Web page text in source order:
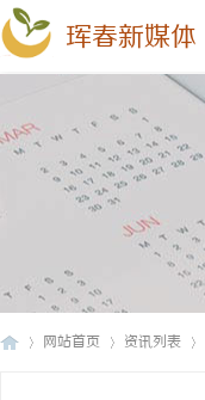
珲春新媒体
网站首页 资讯列表